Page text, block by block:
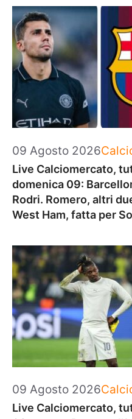
09 Agosto 2026
Live Calciomercato,
domenica 09:
Rodri. Romero, altri
West Ham, fatta per
09 Agosto 2026
Live Calciomercato,